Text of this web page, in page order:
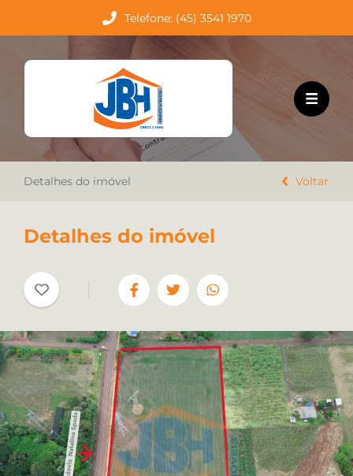
Telefone: (45) 3541 1970
HOME
EMPREENDIMENTOS
VENDA
LOCAÇÃO
Favoritos
Cadastre seu imóvel
Vendas: (45) 99122 2323
Locação: (45) 99922 8925
Detalhes do imóvel Voltar
Detalhes do imóvel